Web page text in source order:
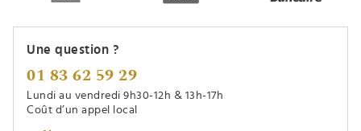
Une question ?
01 83 62 59 29
Lundi au vendredi 9h30-12h & 13h-17h
Coût d’un appel local